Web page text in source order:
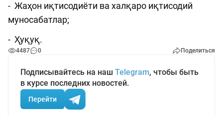
- Жаҳон иқтисодиёти ва халқаро иқтисодий
муносабатлар;
- Ҳуқуқ.
4487 0 Поделиться
Подписывайтесь на наш Telegram, чтобы быть
в курсе последних новостей.
Перейти